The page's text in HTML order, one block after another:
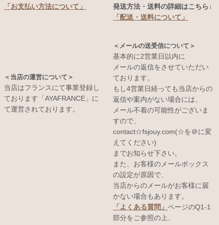
「お支払い方法について」
＜当店の運営について＞
当店はフランスにて事業登録し
ております「AYAFRANCE」に
て運営されております。
発送方法・送料の詳細はこちら↓
「配送・送料について」
＜メールの送受信について＞
基本的に2営業日以内に
メールの返信をさせていただい
ております。
もし4営業日経っても当店からの
返信や案内がない場合には、
メール不着の可能性がございま
すので、
contact☆fsjouy.com(☆を＠に変
えてください)
までお知らせ下さい。
また、お客様のメールボックス
の設定が原因で、
当店からのメールがお客様に届
かない場合もあります。
「よくある質問」 ページのQ1-1
部分をご参照の上、